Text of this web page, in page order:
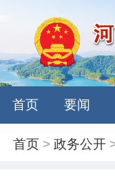
首页 要闻
首页 >政务公开